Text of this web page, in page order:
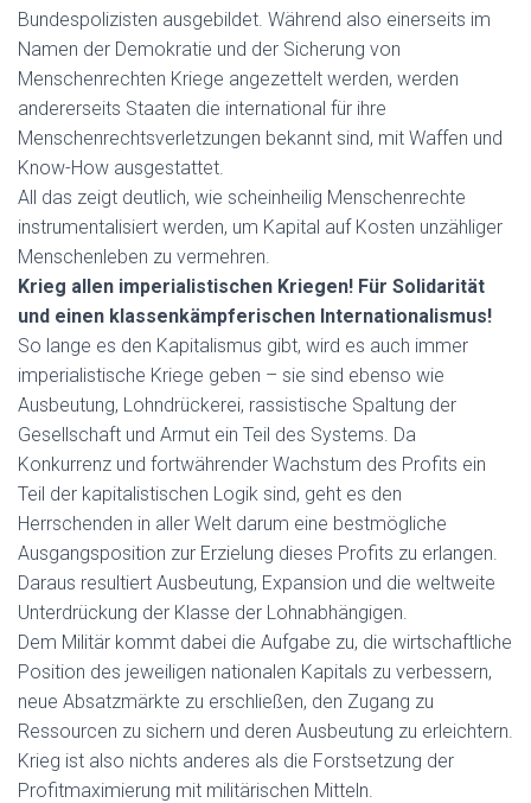
Bundespolizisten ausgebildet. Während also einerseits im
Namen der Demokratie und der Sicherung von
Menschenrechten Kriege angezettelt werden, werden
andererseits Staaten die international für ihre
Menschenrechtsverletzungen bekannt sind, mit Waffen und
Know-How ausgestattet.
All das zeigt deutlich, wie scheinheilig Menschenrechte
instrumentalisiert werden, um Kapital auf Kosten unzähliger
Menschenleben zu vermehren.
Krieg allen imperialistischen Kriegen! Für Solidarität
und einen klassenkämpferischen Internationalismus!
So lange es den Kapitalismus gibt, wird es auch immer
imperialistische Kriege geben – sie sind ebenso wie
Ausbeutung, Lohndrückerei, rassistische Spaltung der
Gesellschaft und Armut ein Teil des Systems. Da
Konkurrenz und fortwährender Wachstum des Profits ein
Teil der kapitalistischen Logik sind, geht es den
Herrschenden in aller Welt darum eine bestmögliche
Ausgangsposition zur Erzielung dieses Profits zu erlangen.
Daraus resultiert Ausbeutung, Expansion und die weltweite
Unterdrückung der Klasse der Lohnabhängigen.
Dem Militär kommt dabei die Aufgabe zu, die wirtschaftliche
Position des jeweiligen nationalen Kapitals zu verbessern,
neue Absatzmärkte zu erschließen, den Zugang zu
Ressourcen zu sichern und deren Ausbeutung zu erleichtern.
Krieg ist also nichts anderes als die Forstsetzung der
Profitmaximierung mit militärischen Mitteln.